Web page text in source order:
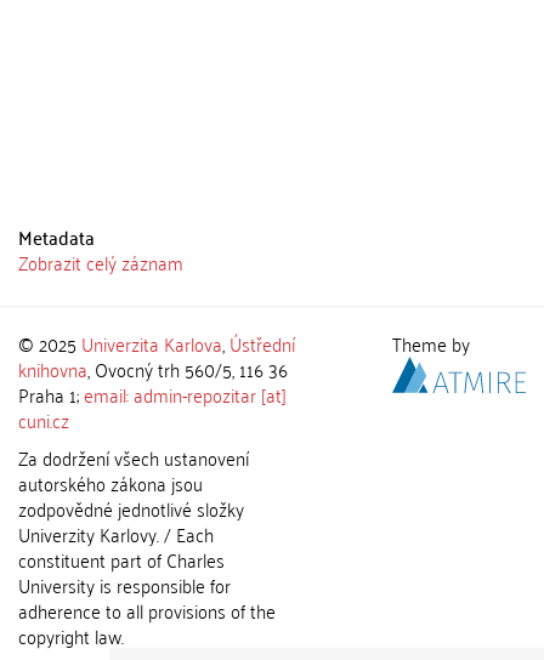
Metadata
Zobrazit celý záznam
© 2025 Univerzita Karlova,Ústřední
knihovna, Ovocný trh 560/5, 116 36
Praha 1;email: admin-repozitar [at]
cuni.cz
Za dodržení všech ustanovení
autorského zákona jsou
zodpovědné jednotlivé složky
Univerzity Karlovy. / Each
constituent part of Charles
University is responsible for
adherence to all provisions of the
copyright law.
Theme by